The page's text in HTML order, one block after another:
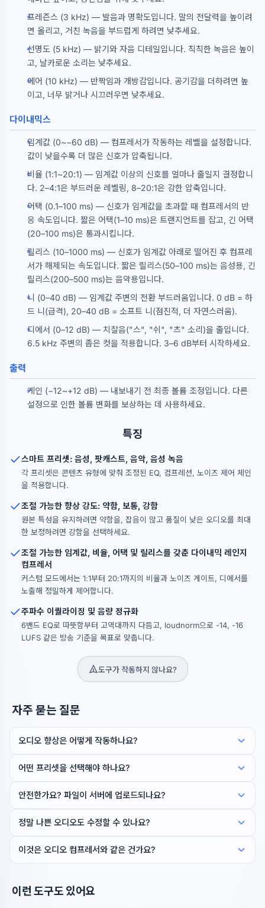
프레즌스 (3 kHz) — 발음과 명확도입니다. 말의 전달력을 높이려
면 올리고, 거친 녹음을 부드럽게 하려면 낮추세요.
선명도 (5 kHz) — 밝기와 자음 디테일입니다. 칙칙한 녹음은 높이
고, 날카로운 소리는 낮추세요.
에어 (10 kHz) — 반짝임과 개방감입니다. 공기감을 더하려면 높
이고, 너무 밝거나 시끄러우면 낮추세요.
다이내믹스
임계값 (0~−60 dB) — 컴프레서가 작동하는 레벨을 설정합니다.
값이 낮을수록 더 많은 신호가 압축됩니다.
비율 (1:1~20:1) — 임계값 이상의 신호를 얼마나 줄일지 결정합니
다. 2–4:1은 부드러운 레벨링, 8–20:1은 강한 압축입니다.
어택 (0.1–100 ms) — 신호가 임계값을 초과할 때 컴프레서의 반
응 속도입니다. 짧은 어택(1–10 ms)은 트랜지언트를 잡고, 긴 어택
(20–100 ms)은 통과시킵니다.
릴리스 (10–1000 ms) — 신호가 임계값 아래로 떨어진 후 컴프레
서가 해제되는 속도입니다. 짧은 릴리스(50–100 ms)는 음성용, 긴
릴리스(200–500 ms)는 음악용입니다.
니 (0–40 dB) — 임계값 주변의 전환 부드러움입니다. 0 dB = 하
드 니(급격), 20–40 dB = 소프트 니(점진적, 더 자연스러움).
디에서 (0–12 dB) — 치찰음("스", "쉬", "츠" 소리)을 줄입니다.
6.5 kHz 주변의 좁은 컷을 적용합니다. 3–6 dB부터 시작하세요.
출력
게인 (−12~+12 dB) — 내보내기 전 최종 볼륨 조정입니다. 다른
설정으로 인한 볼륨 변화를 보상하는 데 사용하세요.
특징
스마트 프리셋: 음성, 팟캐스트, 음악, 음성 녹음
각 프리셋은 콘텐츠 유형에 맞춰 조정된 EQ, 컴프레션, 노이즈 제어 체인
을 적용합니다.
조절 가능한 향상 강도: 약함, 보통, 강함
원본 특성을 유지하려면 약함을, 잡음이 많고 품질이 낮은 오디오를 최대
한 보정하려면 강함을 선택하세요.
조절 가능한 임계값, 비율, 어택 및 릴리스를 갖춘 다이내믹 레인지
컴프레서
커스텀 모드에서는 1:1부터 20:1까지의 비율과 노이즈 게이트, 디에서를
노출해 정밀하게 제어합니다.
주파수 이퀄라이징 및 음량 정규화
6밴드 EQ로 따뜻함부터 고역대까지 다듬고, loudnorm으로 -14, -16
LUFS 같은 방송 기준을 목표로 맞춥니다.
도구가 작동하지 않나요?
자주 묻는 질문
오디오 향상은 어떻게 작동하나요?
어떤 프리셋을 선택해야 하나요?
안전한가요? 파일이 서버에 업로드되나요?
정말 나쁜 오디오도 수정할 수 있나요?
이것은 오디오 컴프레서와 같은 건가요?
이런 도구도 있어요